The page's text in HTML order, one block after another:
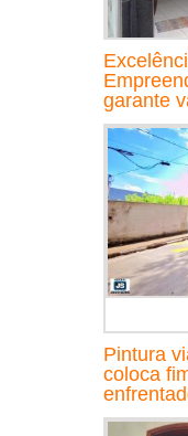
garante
Pintura
coloca